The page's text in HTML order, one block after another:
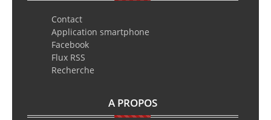
Contact
Application smartphone
Facebook
Flux RSS
Recherche
A PROPOS